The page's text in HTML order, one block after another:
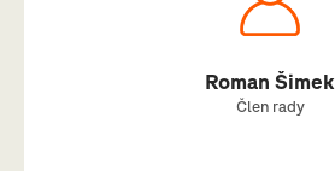
Roman Šimek
Člen rady